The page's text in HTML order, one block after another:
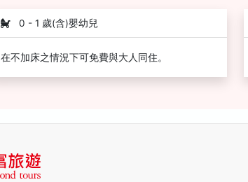
0 - 1 歲(含)嬰幼兒
在不加床之情況下可免費與大人同住。